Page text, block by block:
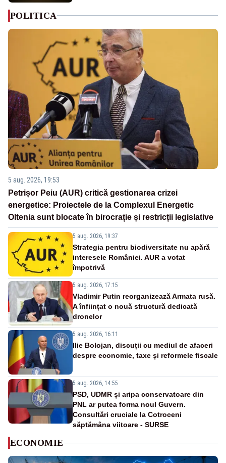
POLITICA
5 aug. 2026, 19:53
Petrișor Peiu (AUR) critică gestionarea crizei
energetice: Proiectele de la Complexul Energetic
Oltenia sunt blocate în birocrație și restricții legislative
5 aug. 2026, 19:37
Strategia pentru biodiversitate nu apără
interesele României. AUR a votat
împotrivă
5 aug. 2026, 17:15
Vladimir Putin reorganizează Armata rusă.
A înființat o nouă structură dedicată
dronelor
5 aug. 2026, 16:11
Ilie Bolojan, discuții cu mediul de afaceri
despre economie, taxe și reformele fiscale
5 aug. 2026, 14:55
PSD, UDMR și aripa conservatoare din
PNL ar putea forma noul Guvern.
Consultări cruciale la Cotroceni
săptămâna viitoare - SURSE
ECONOMIE